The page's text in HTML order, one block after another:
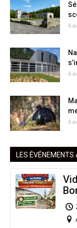
6
6
6
LES ÉVÉNEMENTS